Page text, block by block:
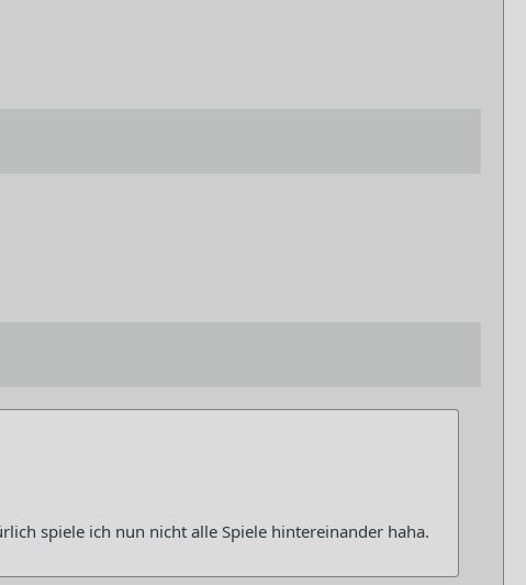
spiele ich nun nicht alle Spiele hintereinander haha.